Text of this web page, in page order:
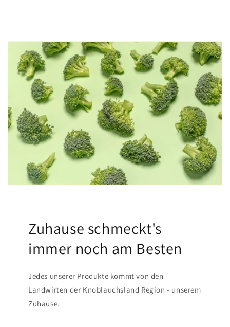
Zuhause schmeckt's
immer noch am Besten
Jedes unserer Produkte kommt von den
Landwirten der Knoblauchsland Region - unserem
Zuhause.